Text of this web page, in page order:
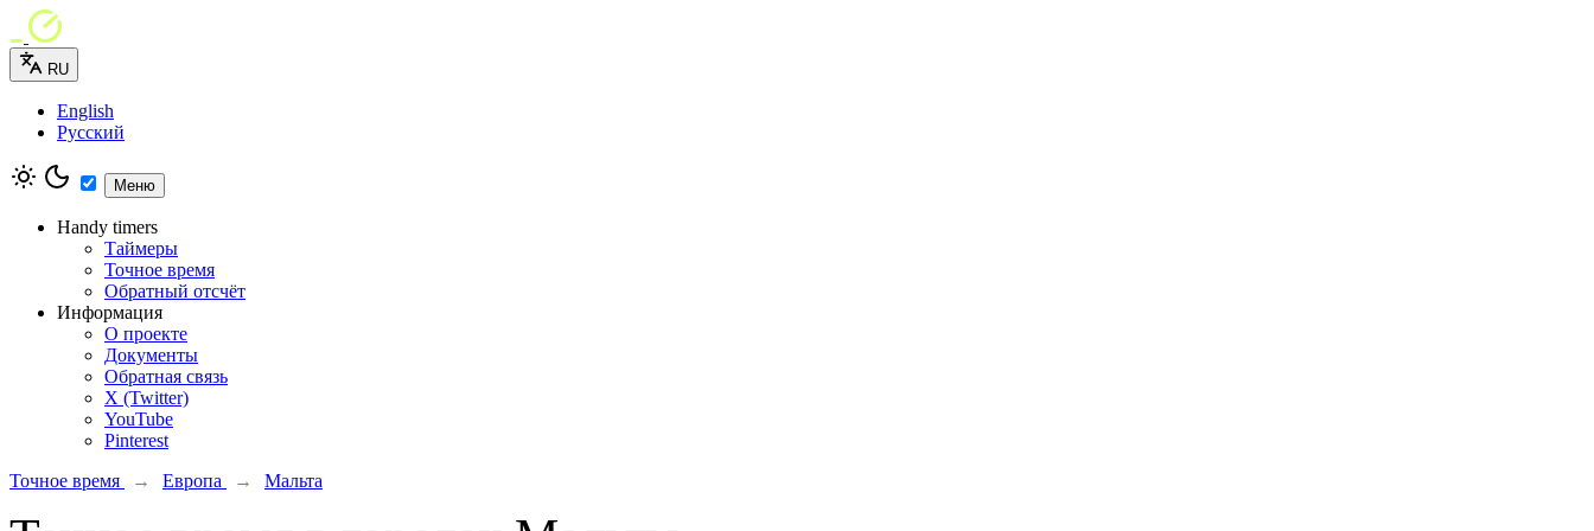
RU
English
Русский
Меню
Handy timers
Таймеры
Точное время
Обратный отсчёт
Информация
О проекте
Документы
Обратная связь
X (Twitter)
YouTube
Pinterest
Точное время
→ Европа → Мальта